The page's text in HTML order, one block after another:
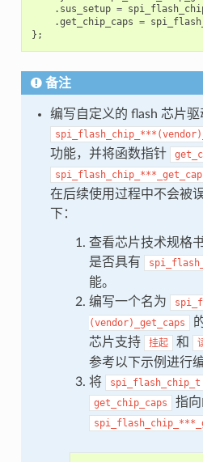
. sus_setup =
.get_chip_caps =
};
备注
编写自定义的 flash 芯片
功能，并将函数指针
在后续使用过程中不会被
下：
查看芯片技术规格
是否具有
能。
编写一个名为
(vendor)_get_caps
芯片支持
挂起 和
参考以下示例进行编
将
spi_flash_chip_t
get_chip_caps 指